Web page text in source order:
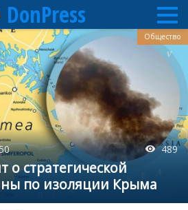
DonPress
489
о стратегической
по изоляции Крыма
Общество